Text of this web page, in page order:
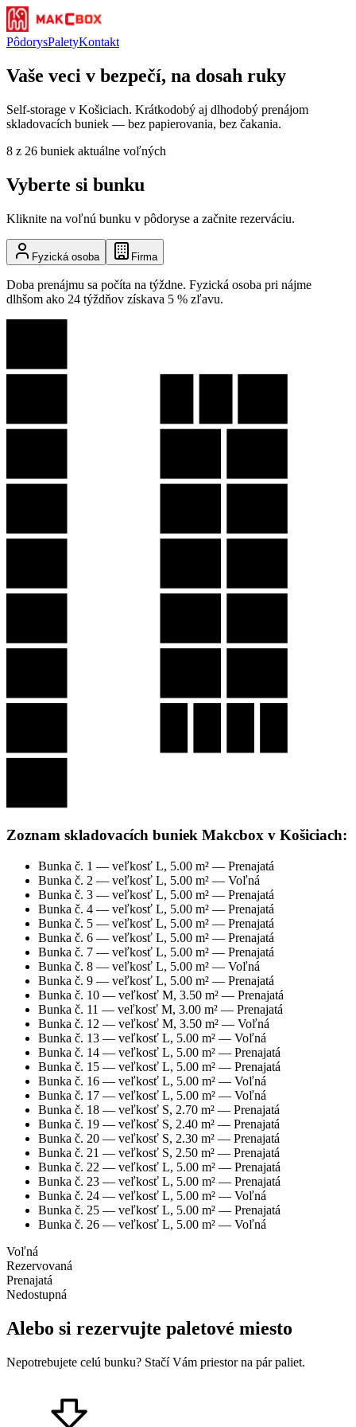
PôdorysPaletyKontakt
Vaše veci v bezpečí, na dosah ruky
Self-storage v Košiciach. Krátkodobý aj dlhodobý prenájom
skladovacích buniek — bez papierovania, bez čakania.
8 z 26 buniek aktuálne voľných
Vyberte si bunku
Kliknite na voľnú bunku v pôdoryse a začnite rezerváciu.
Fyzická osoba Firma
Doba prenájmu sa počíta na týždne. Fyzická osoba pri nájme
dlhšom ako 24 týždňov získava 5 % zľavu.
Zoznam skladovacích buniek Makcbox v Košiciach:
Bunka č. 1 — veľkosť L, 5.00 m² — Prenajatá
Bunka č. 2 — veľkosť L, 5.00 m² — Voľná
Bunka č. 3 — veľkosť L, 5.00 m² — Prenajatá
Bunka č. 4 — veľkosť L, 5.00 m² — Prenajatá
Bunka č. 5 — veľkosť L, 5.00 m² — Prenajatá
Bunka č. 6 — veľkosť L, 5.00 m² — Prenajatá
Bunka č. 7 — veľkosť L, 5.00 m² — Prenajatá
Bunka č. 8 — veľkosť L, 5.00 m² — Voľná
Bunka č. 9 — veľkosť L, 5.00 m² — Prenajatá
Bunka č. 10 — veľkosť M, 3.50 m² — Prenajatá
Bunka č. 11 — veľkosť M, 3.00 m² — Prenajatá
Bunka č. 12 — veľkosť M, 3.50 m² — Voľná
Bunka č. 13 — veľkosť L, 5.00 m² — Voľná
Bunka č. 14 — veľkosť L, 5.00 m² — Prenajatá
Bunka č. 15 — veľkosť L, 5.00 m² — Prenajatá
Bunka č. 16 — veľkosť L, 5.00 m² — Voľná
Bunka č. 17 — veľkosť L, 5.00 m² — Voľná
Bunka č. 18 — veľkosť S, 2.70 m² — Prenajatá
Bunka č. 19 — veľkosť S, 2.40 m² — Prenajatá
Bunka č. 20 — veľkosť S, 2.30 m² — Prenajatá
Bunka č. 21 — veľkosť S, 2.50 m² — Prenajatá
Bunka č. 22 — veľkosť L, 5.00 m² — Prenajatá
Bunka č. 23 — veľkosť L, 5.00 m² — Prenajatá
Bunka č. 24 — veľkosť L, 5.00 m² — Voľná
Bunka č. 25 — veľkosť L, 5.00 m² — Prenajatá
Bunka č. 26 — veľkosť L, 5.00 m² — Voľná
Voľná
Rezervovaná
Prenajatá
Nedostupná
Alebo si rezervujte paletové miesto
Nepotrebujete celú bunku? Stačí Vám priestor na pár paliet.